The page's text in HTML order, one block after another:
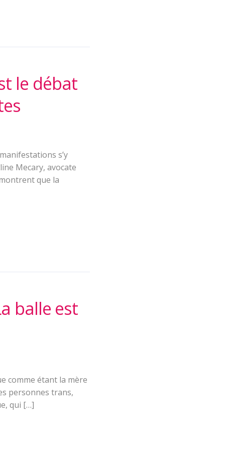
le débat
s’y
Mecary, avocate
que la
balle est
comme étant la mère
personnes trans,
qui […]